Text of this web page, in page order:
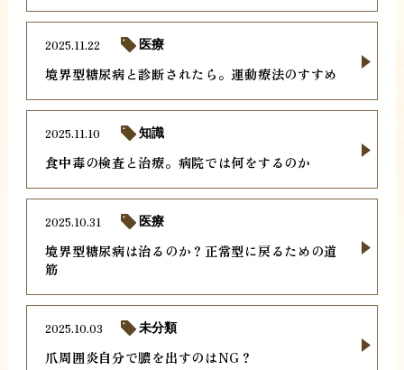
境界型糖尿病と診断されたら。運動療法のすすめ
2025.11.22 医療
食中毒の検査と治療。病院では何をするのか
2025.11.10 知識
境界型糖尿病は治るのか？正常型に戻るための道
筋
2025.10.31 医療
爪周囲炎自分で膿を出すのはNG？
2025.10.03 未分類